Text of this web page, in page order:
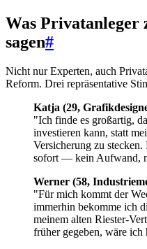
Was Privatanleger
sagen#
Nicht nur Experten, auch
Reform. Drei repräsentative
Katja (29,
"Ich finde es großartig,
investieren kann, statt
Versicherung zu
sofort — kein Aufwand,
Werner (58,
"Für mich kommt der
immerhin bekomme ich
meinem alten Riester-
früher gegeben, wäre ich